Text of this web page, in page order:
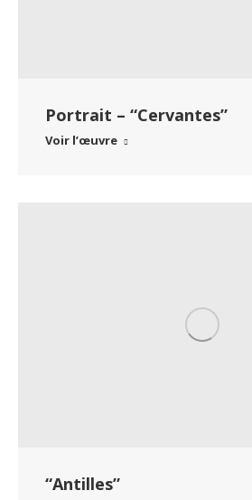
Portrait – “Cervantes”
Voir l’œuvre
“Antilles”